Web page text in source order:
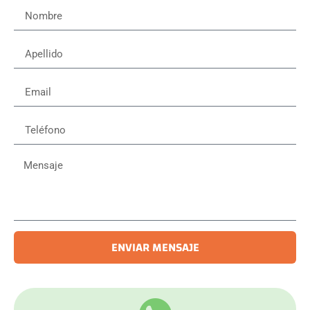
ENVIAR MENSAJE